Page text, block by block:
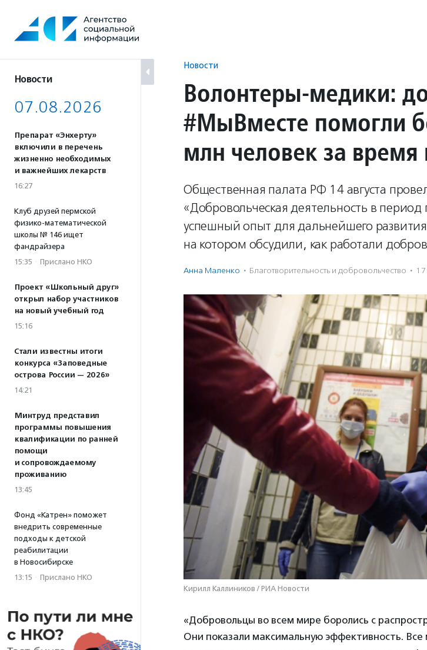
содержанию
Новости
07.08.2026
Препарат «Энхерту»
включили в перечень
жизненно необходимых
и важнейших лекарств
16:27
Клуб друзей пермской
физико-математической
школы № 146 ищет
фандрайзера
15:35 · Прислано НКО
Проект «Школьный друг»
открыл набор участников
на новый учебный год
15:16
Стали известны итоги
конкурса «Заповедные
острова России — 2026»
14:21
Минтруд представил
программы повышения
квалификации по ранней
помощи
и сопровождаемому
проживанию
13:45
Фонд «Катрен» поможет
внедрить современные
подходы к детской
реабилитации
в Новосибирске
13:15 · Прислано НКО
Новости
Волонтеры-медики:
#МыВместе помогли
млн человек за
Общественная палата РФ 14 августа
«Добровольческая деятельность в
успешный опыт для дальнейшего
на котором обсудили, как работали
Анна Маленко · Благотвори­тель­ность и доброволь­чест­во ·
Кирилл Каллиников / РИА Новости
«Добровольцы во всем мире боролись с
Они показали максимальную эффективность.